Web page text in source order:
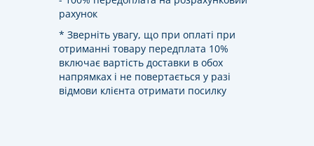
рахунок
* Зверніть увагу, що при оплаті при
отриманні товару передплата 10%
включає вартість доставки в обох
напрямках і не повертається у разі
відмови клієнта отримати посилку